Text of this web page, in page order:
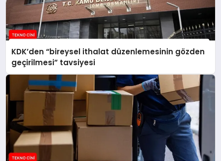
KDK’den “bireysel ithalat düzenlemesinin gözden
geçirilmesi” tavsiyesi